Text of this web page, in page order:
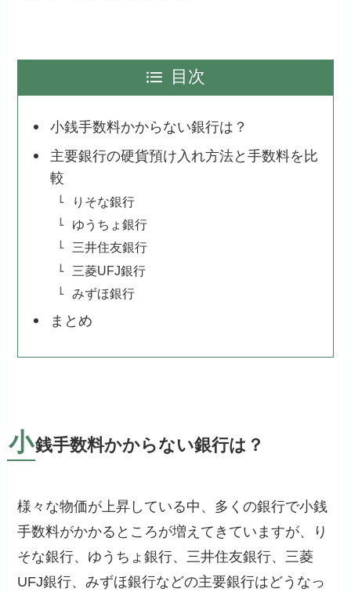
目次
小銭手数料かからない銀行は？
主要銀行の硬貨預け入れ方法と手数料を比
較
りそな銀行
ゆうちょ銀行
三井住友銀行
三菱UFJ銀行
みずほ銀行
まとめ
小銭手数料かからない銀行は？
様々な物価が上昇している中、多くの銀行で小銭
手数料がかかるところが増えてきていますが、り
そな銀行、ゆうちょ銀行、三井住友銀行、三菱
UFJ銀行、みずほ銀行などの主要銀行はどうなっ